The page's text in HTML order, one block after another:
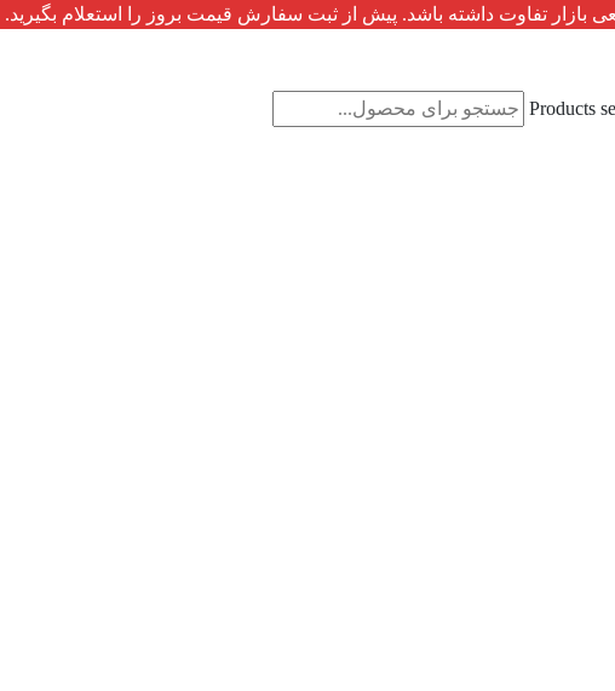
بازار تفاوت داشته باشد. پیش از ثبت سفارش قیمت بروز را استعلام بگیرید.
Products